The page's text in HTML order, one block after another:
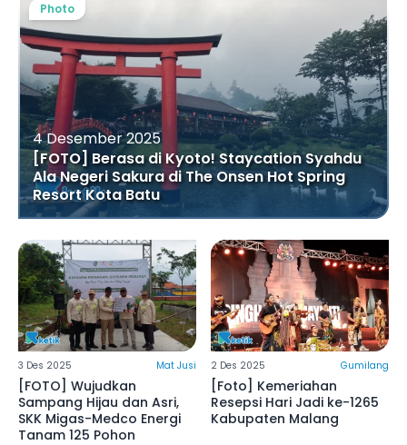
4 Desember 2025
[FOTO] Berasa di Kyoto! Staycation Syahdu
Ala Negeri Sakura di The Onsen Hot Spring
Resort Kota Batu
Photo
3 Des 2025 Mat Jusi
[FOTO] Wujudkan
Sampang Hijau dan Asri,
SKK Migas-Medco Energi
Tanam 125 Pohon
2 Des 2025 Gumilang
[Foto] Kemeriahan
Resepsi Hari Jadi ke-1265
Kabupaten Malang